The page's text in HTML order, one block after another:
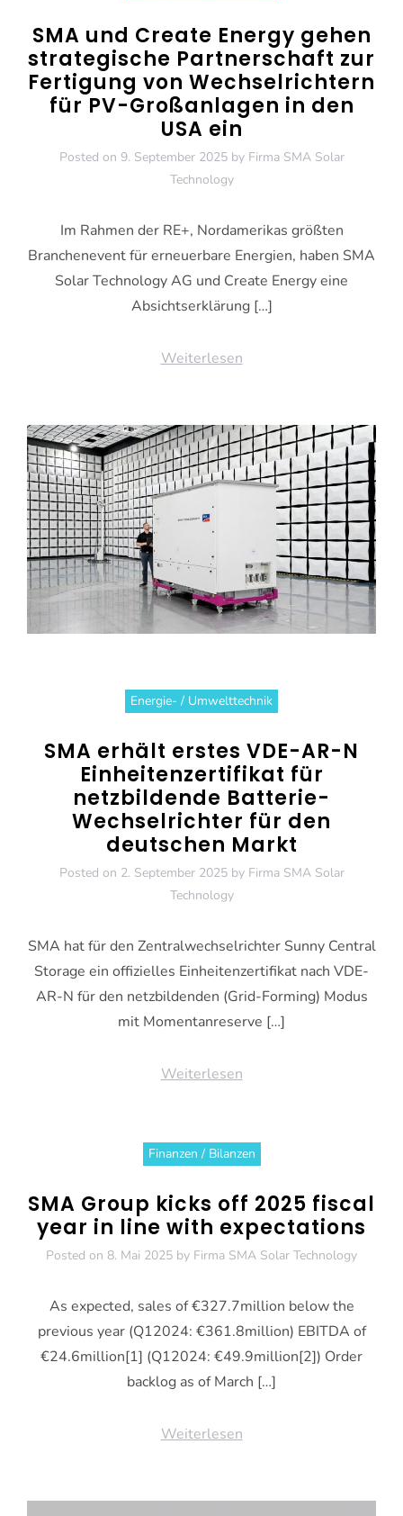
SMA und Create Energy gehen
strategische Partnerschaft zur
Fertigung von Wechselrichtern
für PV-Großanlagen in den
USA ein
Posted on 9. September 2025by Firma SMA Solar
Technology
Im Rahmen der RE+, Nordamerikas größten
Branchenevent für erneuerbare Energien, haben SMA
Solar Technology AG und Create Energy eine
Absichtserklärung […]
Weiterlesen
Energie- / Umwelttechnik
SMA erhält erstes VDE-AR-N
Einheitenzertifikat für
netzbildende Batterie-
Wechselrichter für den
deutschen Markt
Posted on 2. September 2025by Firma SMA Solar
Technology
SMA hat für den Zentralwechselrichter Sunny Central
Storage ein offizielles Einheitenzertifikat nach VDE-
AR-N für den netzbildenden (Grid-Forming) Modus
mit Momentanreserve […]
Weiterlesen
Finanzen / Bilanzen
SMA Group kicks off 2025 fiscal
year in line with expectations
Posted on 8. Mai 2025 by Firma SMA Solar Technology
As expected, sales of €327.7million below the
previous year (Q12024: €361.8million) EBITDA of
€24.6million[1] (Q12024: €49.9million[2]) Order
backlog as of March […]
Weiterlesen